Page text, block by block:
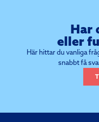
Har
eller
Här hittar du vanliga
snabbt få